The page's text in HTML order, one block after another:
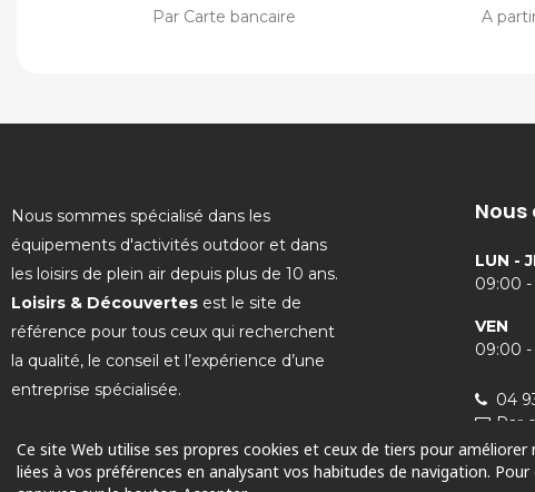
Par Carte bancaire A
Nous sommes spécialisé dans les
équipements d'activités outdoor et dans
les loisirs de plein air depuis plus de 10 ans.
Loisirs & Découvertes est le site de
référence pour tous ceux qui recherchent
la qualité, le conseil et l’expérience d’une
entreprise spécialisée.
LUN -
09:00 -
VEN
09:00 -
04
Par
Ce site Web utilise ses propres cookies et ceux de tiers pour
liées à vos préférences en analysant vos habitudes de navigation.